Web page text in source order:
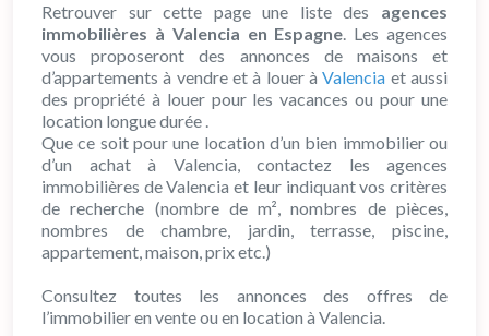
Retrouver sur cette page une liste des agences
immobilières à Valencia en Espagne. Les agences
vous proposeront des annonces de maisons et
d’appartements à vendre et à louer àValencia et aussi
des propriété à louer pour les vacances ou pour une
location longue durée .
Que ce soit pour une location d’un bien immobilier ou
d’un achat à Valencia, contactez les agences
immobilières de Valencia et leur indiquant vos critères
de recherche (nombre de m², nombres de pièces,
nombres de chambre, jardin, terrasse, piscine,
appartement, maison, prix etc.)
Consultez toutes les annonces des offres de
l’immobilier en vente ou en location à Valencia.